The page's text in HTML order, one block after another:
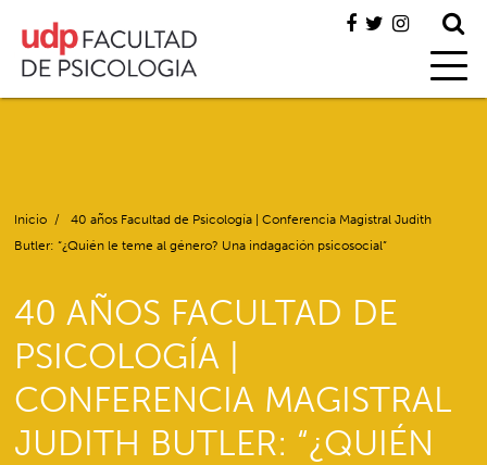
Inicio /
40 años Facultad de Psicología | Conferencia Magistral Judith
Butler: “¿Quién le teme al género? Una indagación psicosocial”
40 AÑOS FACULTAD DE
PSICOLOGÍA |
CONFERENCIA MAGISTRAL
JUDITH BUTLER: “¿QUIÉN